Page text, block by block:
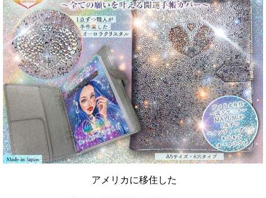
アメリカに移住した